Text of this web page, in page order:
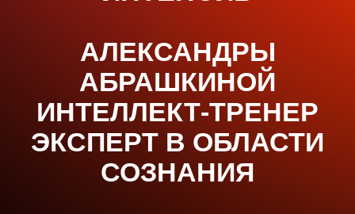
АЛЕКСАНДРЫ
АБРАШКИНОЙ
ИНТЕЛЛЕКТ-ТРЕНЕР
ЭКСПЕРТ В ОБЛАСТИ
СОЗНАНИЯ